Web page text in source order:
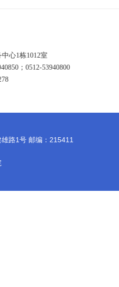
心1栋1012室
； 0512-53940800
路1号 邮编：215411